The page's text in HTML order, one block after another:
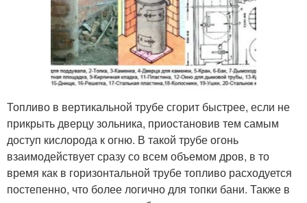
Топливо в вертикальной трубе сгорит быстрее, если не
прикрыть дверцу зольника, приостановив тем самым
доступ кислорода к огню. В такой трубе огонь
взаимодействует сразу со всем объемом дров, в то
время как в горизонтальной трубе топливо расходуется
постепенно, что более логично для топки бани. Также в